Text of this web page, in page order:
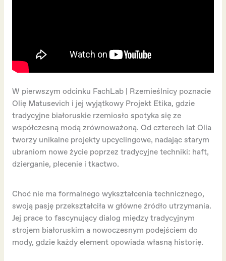
W pierwszym odcinku FachLab | Rzemieślnicy poznacie
Olię Matusevich i jej wyjątkowy Projekt Etika, gdzie
tradycyjne białoruskie rzemiosło spotyka się ze
współczesną modą zrównoważoną. Od czterech lat Olia
tworzy unikalne projekty upcyclingowe, nadając starym
ubraniom nowe życie poprzez tradycyjne techniki: haft,
dzierganie, plecenie i tkactwo.
Choć nie ma formalnego wykształcenia technicznego,
swoją pasję przekształciła w główne źródło utrzymania.
Jej prace to fascynujący dialog między tradycyjnym
strojem białoruskim a nowoczesnym podejściem do
mody, gdzie każdy element opowiada własną historię.